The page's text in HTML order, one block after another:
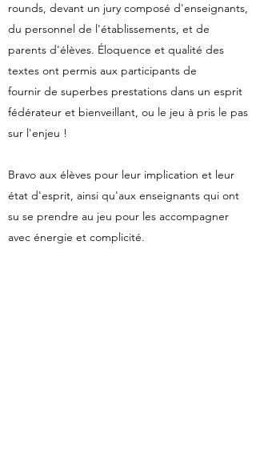
rounds, devant un jury composé d'enseignants,
du personnel de l'établissements, et de
parents d'élèves. Éloquence et qualité des
textes ont permis aux participants de
fournir de superbes prestations dans un esprit
fédérateur et bienveillant, ou le jeu à pris le pas
sur l'enjeu !
Bravo aux élèves pour leur implication et leur
état d'esprit, ainsi qu'aux enseignants qui ont
su se prendre au jeu pour les accompagner
avec énergie et complicité.